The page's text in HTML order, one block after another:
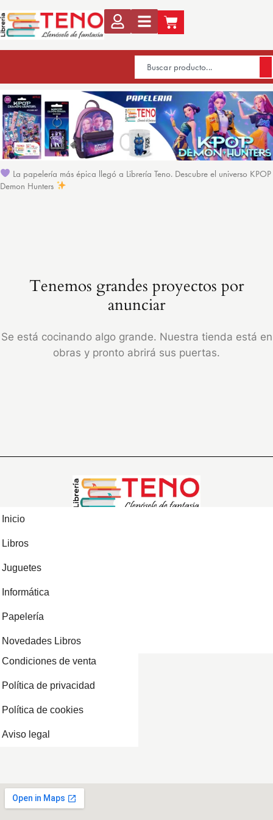
La papelería más épica llegó a Librería Teno. Descubre el universo KPOP
Demon Hunters
Tenemos grandes proyectos por
anunciar
Se está cocinando algo grande. Nuestra tienda está en
obras y pronto abrirá sus puertas.
Inicio
Libros
Juguetes
Informática
Papelería
Novedades Libros
Condiciones de venta
Política de privacidad
Política de cookies
Aviso legal